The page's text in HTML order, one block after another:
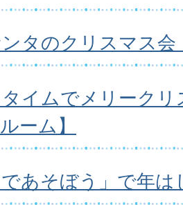
タのクリスマス会
イムでメリーク
ーム】
であそぼう」で年は